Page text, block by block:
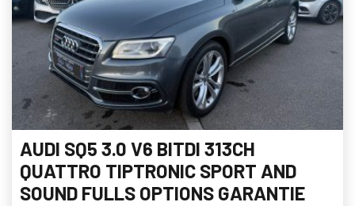
AUDI SQ5 3.0 V6 BITDI 313CH
QUATTRO TIPTRONIC SPORT AND
SOUND FULLS OPTIONS GARANTIE